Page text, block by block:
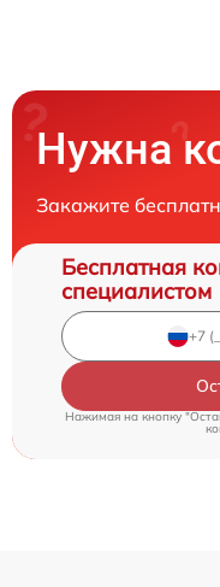
Нужна
Закажите
Бесплатная
специалистом
Нажимая на кнопку